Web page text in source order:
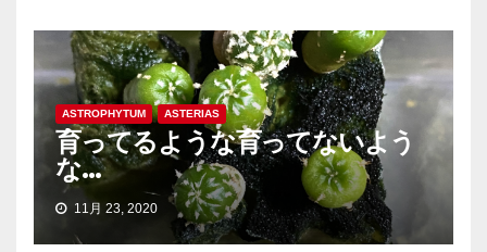
ASTROPHYTUM ASTERIAS
育ってるような育ってないよう
な…
11月 23, 2020